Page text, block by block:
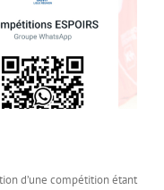
d’une compétition étant